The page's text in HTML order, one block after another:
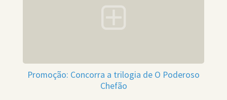
Promoção: Concorra a trilogia de O Poderoso
Chefão